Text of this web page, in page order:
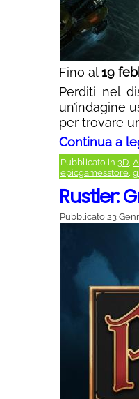
Fino al19
Perditi nel
un’indagine
per trovare
Continua a
Pubblicato in 3D,
epicgamesstore,
Rustler:
Pubblicato 23